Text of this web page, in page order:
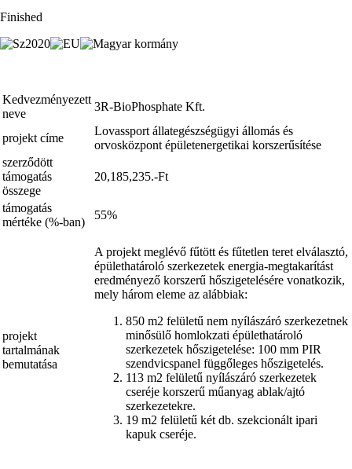
Finished
Kedvezményezett
neve
3R-BioPhosphate Kft.
projekt címe
Lovassport állategészségügyi állomás és
orvosközpont épületenergetikai korszerűsítése
szerződött
támogatás
összege
20,185,235.-Ft
támogatás
mértéke (%-ban)
55%
projekt
tartalmának
bemutatása
A projekt meglévő fűtött és fűtetlen teret elválasztó,
épülethatároló szerkezetek energia-megtakarítást
eredményező korszerű hőszigetelésére vonatkozik,
mely három eleme az alábbiak:
850 m2 felületű nem nyílászáró szerkezetnek
minősülő homlokzati épülethatároló
szerkezetek hőszigetelése: 100 mm PIR
szendvicspanel függőleges hőszigetelés.
113 m2 felületű nyílászáró szerkezetek
cseréje korszerű műanyag ablak/ajtó
szerkezetekre.
19 m2 felületű két db. szekcionált ipari
kapuk cseréje.